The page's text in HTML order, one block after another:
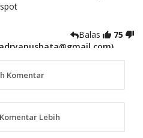
Balas
75
masukannya, akan kami
terkait Pilkada Sumba
Komentar
Lebih